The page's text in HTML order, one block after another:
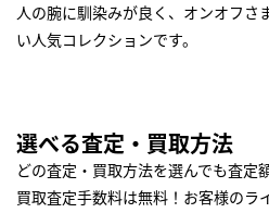
人の腕に馴染みが良く、オンオフさ
い人気コレクションです。
選べる査定・買取方法
どの査定・買取方法を選んでも査定
買取査定手数料は無料！お客様のラ